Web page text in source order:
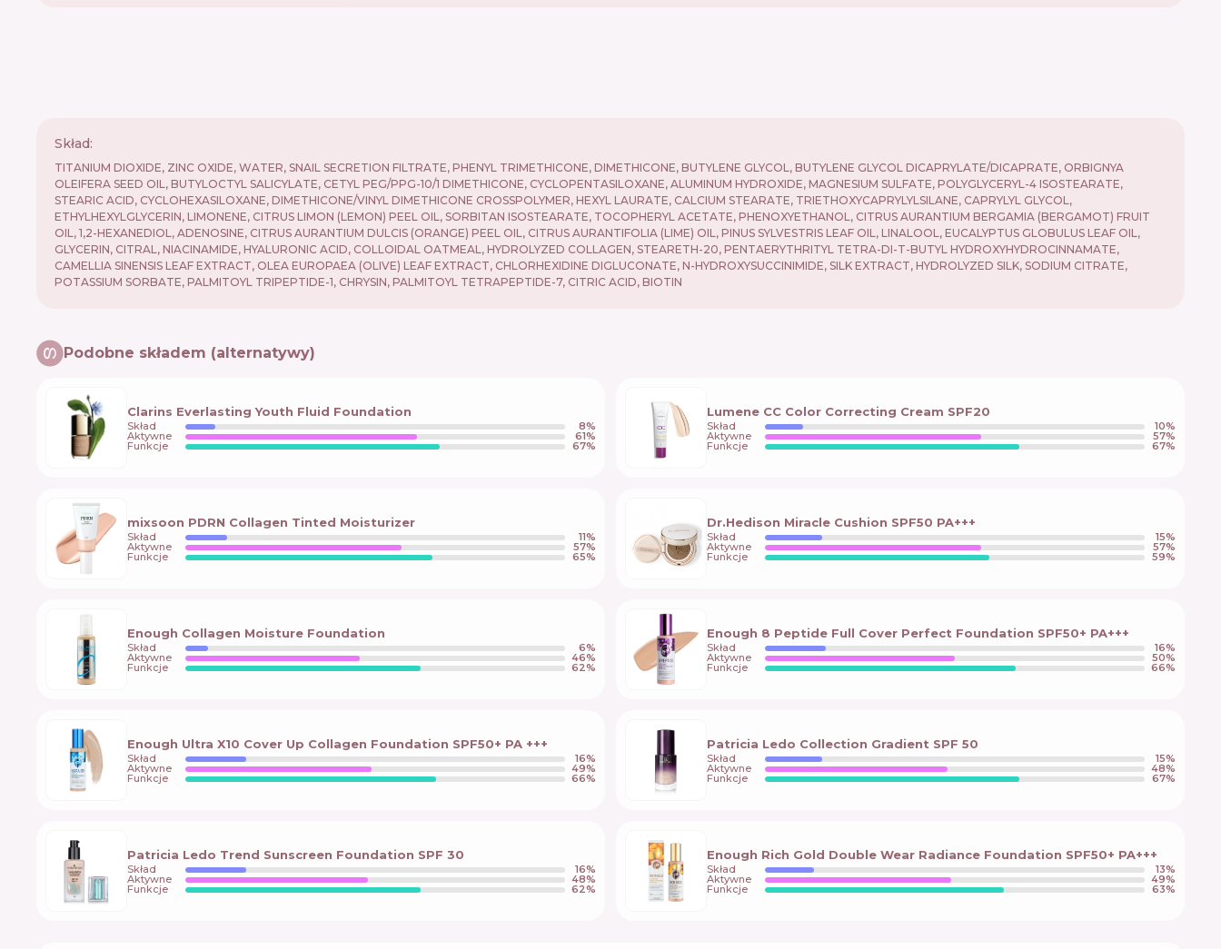
Skład:
TITANIUM DIOXIDE, ZINC OXIDE, WATER, SNAIL SECRETION FILTRATE, PHENYL TRIMETHICONE, DIMETHICONE, BUTYLENE GLYCOL, BUTYLENE GLYCOL DICAPRYLATE/DICAPRATE, ORBIGNYA
OLEIFERA SEED OIL, BUTYLOCTYL SALICYLATE, CETYL PEG/PPG-10/1 DIMETHICONE, CYCLOPENTASILOXANE, ALUMINUM HYDROXIDE, MAGNESIUM SULFATE, POLYGLYCERYL-4 ISOSTEARATE,
STEARIC ACID, CYCLOHEXASILOXANE, DIMETHICONE/VINYL DIMETHICONE CROSSPOLYMER, HEXYL LAURATE, CALCIUM STEARATE, TRIETHOXYCAPRYLYLSILANE, CAPRYLYL GLYCOL,
ETHYLHEXYLGLYCERIN, LIMONENE, CITRUS LIMON (LEMON) PEEL OIL, SORBITAN ISOSTEARATE, TOCOPHERYL ACETATE, PHENOXYETHANOL, CITRUS AURANTIUM BERGAMIA (BERGAMOT) FRUIT
OIL, 1,2-HEXANEDIOL, ADENOSINE, CITRUS AURANTIUM DULCIS (ORANGE) PEEL OIL, CITRUS AURANTIFOLIA (LIME) OIL, PINUS SYLVESTRIS LEAF OIL, LINALOOL, EUCALYPTUS GLOBULUS LEAF OIL,
GLYCERIN, CITRAL, NIACINAMIDE, HYALURONIC ACID, COLLOIDAL OATMEAL, HYDROLYZED COLLAGEN, STEARETH-20, PENTAERYTHRITYL TETRA-DI-T-BUTYL HYDROXYHYDROCINNAMATE,
CAMELLIA SINENSIS LEAF EXTRACT, OLEA EUROPAEA (OLIVE) LEAF EXTRACT, CHLORHEXIDINE DIGLUCONATE, N-HYDROXYSUCCINIMIDE, SILK EXTRACT, HYDROLYZED SILK, SODIUM CITRATE,
POTASSIUM SORBATE, PALMITOYL TRIPEPTIDE-1, CHRYSIN, PALMITOYL TETRAPEPTIDE-7, CITRIC ACID, BIOTIN
Podobne składem (alternatywy)
Clarins Everlasting Youth Fluid Foundation
Skład 8%
Aktywne 61%
Funkcje 67%
Lumene CC Color Correcting Cream SPF20
Skład 10%
Aktywne 57%
Funkcje 67%
mixsoon PDRN Collagen Tinted Moisturizer
Skład 11%
Aktywne 57%
Funkcje 65%
Dr.Hedison Miracle Cushion SPF50 PA+++
Skład 15%
Aktywne 57%
Funkcje 59%
Enough Collagen Moisture Foundation
Skład 6%
Aktywne 46%
Funkcje 62%
Enough 8 Peptide Full Cover Perfect Foundation SPF50+ PA+++
Skład 16%
Aktywne 50%
Funkcje 66%
Enough Ultra X10 Cover Up Collagen Foundation SPF50+ PA +++
Skład 16%
Aktywne 49%
Funkcje 66%
Patricia Ledo Collection Gradient SPF 50
Skład 15%
Aktywne 48%
Funkcje 67%
Patricia Ledo Trend Sunscreen Foundation SPF 30
Skład 16%
Aktywne 48%
Funkcje 62%
Enough Rich Gold Double Wear Radiance Foundation SPF50+ PA+++
Skład 13%
Aktywne 49%
Funkcje 63%